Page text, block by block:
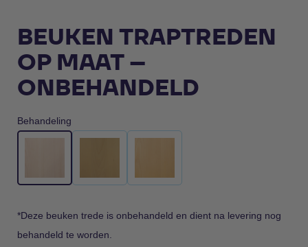
BEUKEN TRAPTREDEN
OP MAAT –
ONBEHANDELD
Behandeling
*Deze beuken trede is onbehandeld en dient na levering nog
behandeld te worden.